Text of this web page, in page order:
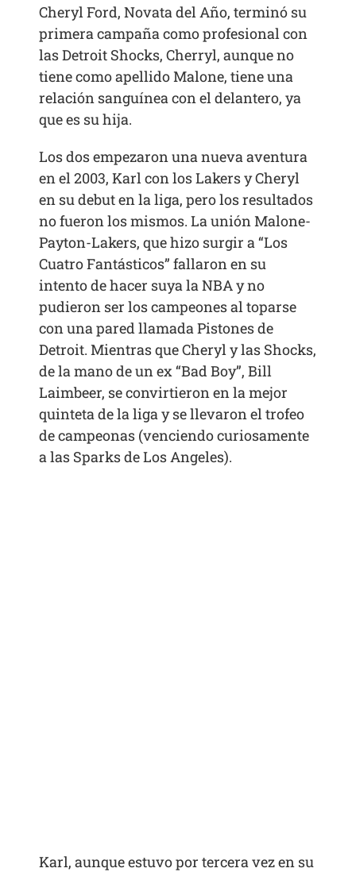
Cheryl Ford, Novata del Año, terminó su
primera campaña como profesional con
las Detroit Shocks, Cherryl, aunque no
tiene como apellido Malone, tiene una
relación sanguínea con el delantero, ya
que es su hija.
Los dos empezaron una nueva aventura
en el 2003, Karl con los Lakers y Cheryl
en su debut en la liga, pero los resultados
no fueron los mismos. La unión Malone-
Payton-Lakers, que hizo surgir a “Los
Cuatro Fantásticos” fallaron en su
intento de hacer suya la NBA y no
pudieron ser los campeones al toparse
con una pared llamada Pistones de
Detroit. Mientras que Cheryl y las Shocks,
de la mano de un ex “Bad Boy”, Bill
Laimbeer, se convirtieron en la mejor
quinteta de la liga y se llevaron el trofeo
de campeonas (venciendo curiosamente
a las Sparks de Los Angeles).
Karl, aunque estuvo por tercera vez en su